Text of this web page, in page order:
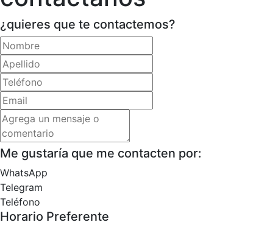
¿quieres que te contactemos?
Me gustaría que me contacten por:
WhatsApp
Telegram
Teléfono
Horario Preferente